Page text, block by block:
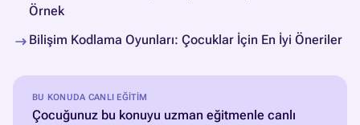
Örnek
Bilişim Kodlama Oyunları: Çocuklar İçin En İyi Öneriler
BU KONUDA CANLI EĞITIM
Çocuğunuz bu konuyu uzman eğitmenle canlı